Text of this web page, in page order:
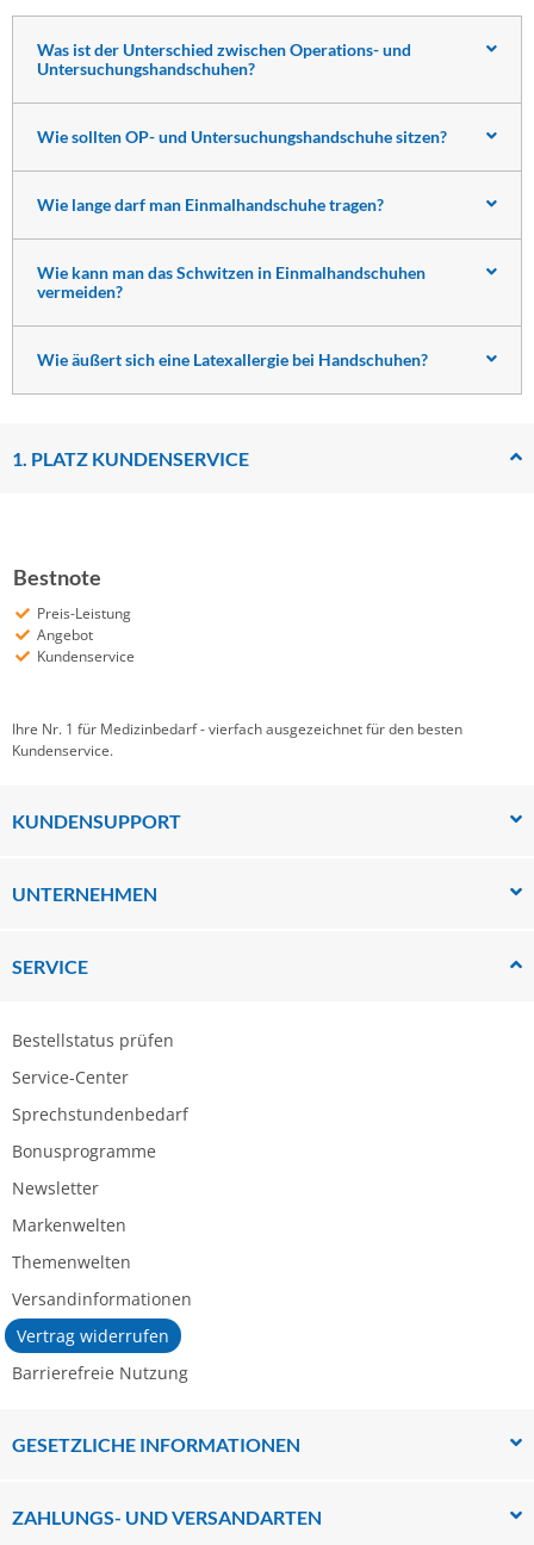
Was ist der Unterschied zwischen Operations- und
Untersuchungshandschuhen?
Wie sollten OP- und Untersuchungshandschuhe sitzen?
Wie lange darf man Einmalhandschuhe tragen?
Wie kann man das Schwitzen in Einmalhandschuhen
vermeiden?
Wie äußert sich eine Latexallergie bei Handschuhen?
1. PLATZ KUNDENSERVICE
Bestnote
Preis-Leistung
Angebot
Kundenservice
Ihre Nr. 1 für Medizinbedarf - vierfach ausgezeichnet für den besten
Kundenservice.
KUNDENSUPPORT
UNTERNEHMEN
SERVICE
Bestellstatus prüfen
Service-Center
Sprechstundenbedarf
Bonusprogramme
Newsletter
Markenwelten
Themenwelten
Versandinformationen
Vertrag widerrufen
Barrierefreie Nutzung
GESETZLICHE INFORMATIONEN
ZAHLUNGS- UND VERSANDARTEN